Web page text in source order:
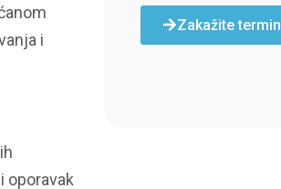
i
oporavak
Zakažite termin